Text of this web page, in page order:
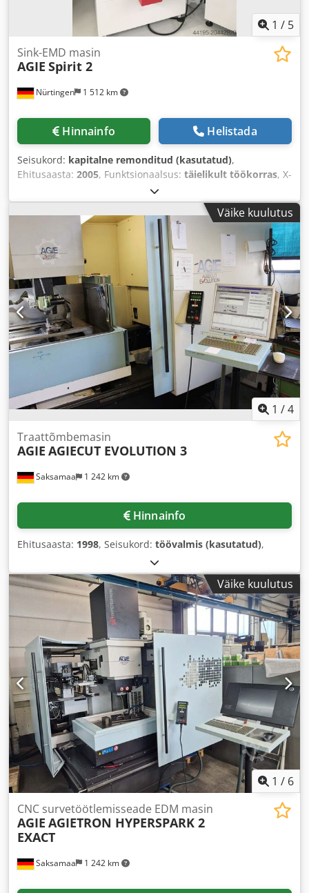
1 / 5
Nürtingen 1 512 km
Sink-EMD masin
AGIE Spirit 2
Hinnainfo Helistada
Seisukord: kapitalne remonditud (kasutatud),
Ehitusaasta: 2005, Funktsionaalsus: täielikult töökorras, X-
300 mm, Y-telje liikumisteekond:
mm, Z-telje liikumisteekond:250 mm, töödetaili kaal (max):
200 kg, sulejoon:250 mm, Väike kuulutus
1 /4
Saksamaa 1 242 km
Traattõmbemasin
AGIE AGIECUT EVOLUTION 3
Hinnainfo
Ehitusaasta: 1998, Seisukord: töövalmis (kasutatud),
Väike kuulutus
1 / 6
Saksamaa 1 242 km
CNC survetöötlemisseade EDM masin
AGIE AGIETRON HYPERSPARK 2
EXACT